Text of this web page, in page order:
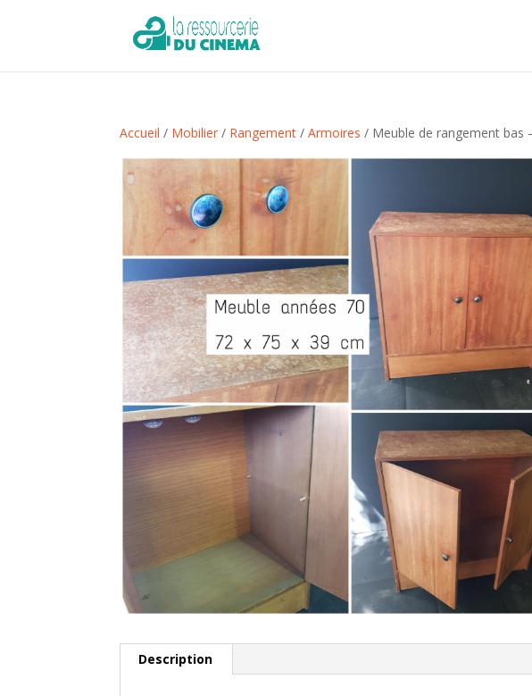
Accueil / Mobilier / Rangement /Armoires / Meuble de rangement bas
Description